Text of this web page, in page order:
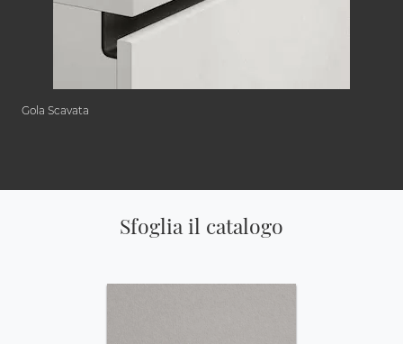
Gola Scavata
Sfoglia il catalogo